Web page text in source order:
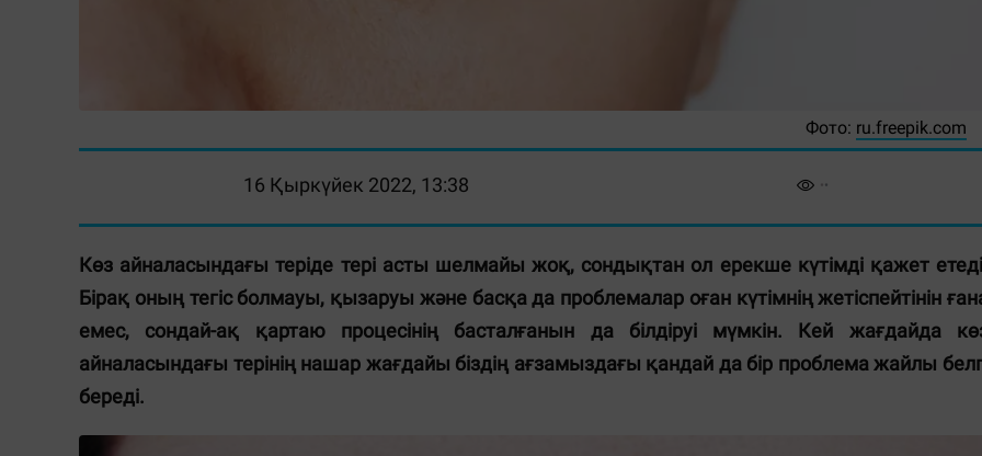
Фото: ru.freepik.com
16 Қыркүйек 2022, 13:38
Көз айналасындағы теріде тері асты шелмайы жоқ, сондықтан ол ерекше күтімді қажет
Бірақ оның тегіс болмауы, қызаруы және басқа да проблемалар оған күтімнің жетіспейтінін
емес, сондай-ақ қартаю процесінің басталғанын да білдіруі мүмкін. Кей жағдайда
айналасындағы терінің нашар жағдайы біздің ағзамыздағы қандай да бір проблема жайлы
береді.